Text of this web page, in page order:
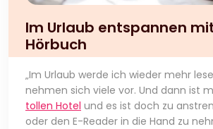
Im Urlaub entspannen
Hörbuch
„Im Urlaub werde ich wieder mehr
nehmen sich viele vor. Und dann ist
tollen Hotel und es ist doch zu
oder den E-Reader in die Hand zu